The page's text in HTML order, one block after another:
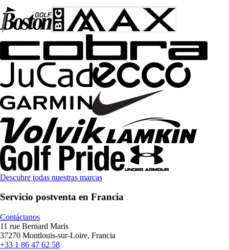
Descubre todas nuestras marcas
Servicio postventa en Francia
Contáctanos
11 rue Bernard Maris
37270 Montlouis-sur-Loire, Francia
+33 1 86 47 62 58